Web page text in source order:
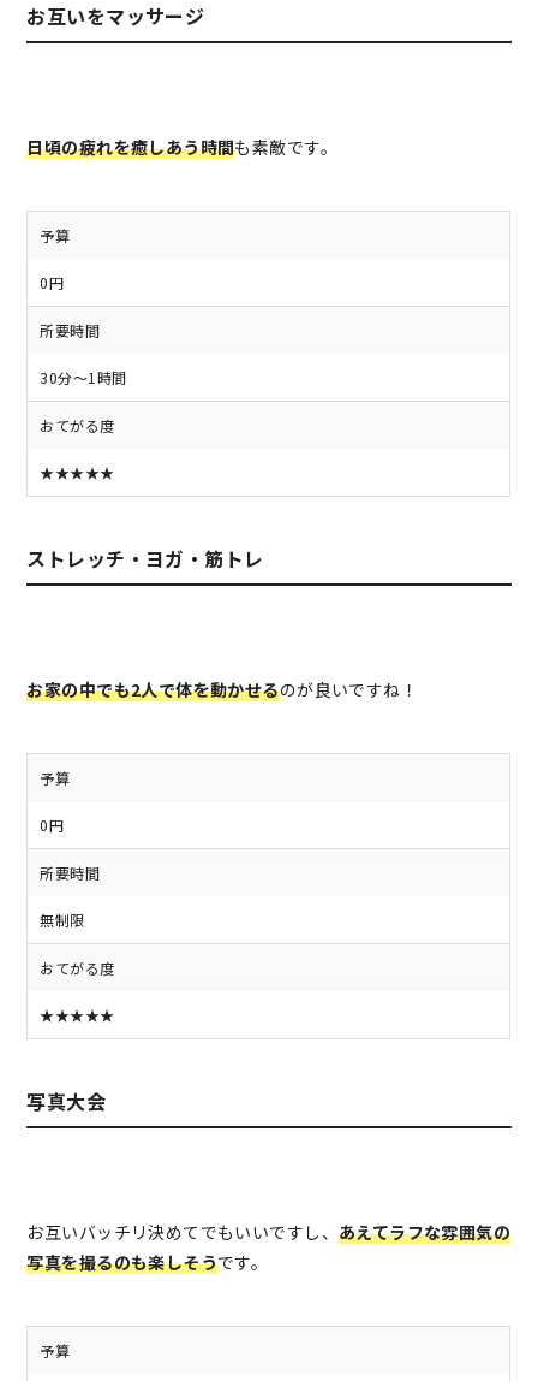
お互いをマッサージ
日頃の疲れを癒しあう時間も素敵です。
予算
0円
所要時間
30分～1時間
おてがる度
★★★★★
ストレッチ・ヨガ・筋トレ
お家の中でも2人で体を動かせるのが良いですね！
予算
0円
所要時間
無制限
おてがる度
★★★★★
写真大会
お互いバッチリ決めてでもいいですし、 あえてラフな雰囲気の
写真を撮るのも楽しそうです。
予算